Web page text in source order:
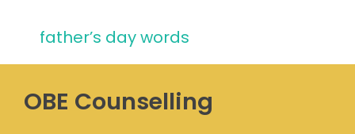
father’s day words
OBE Counselling